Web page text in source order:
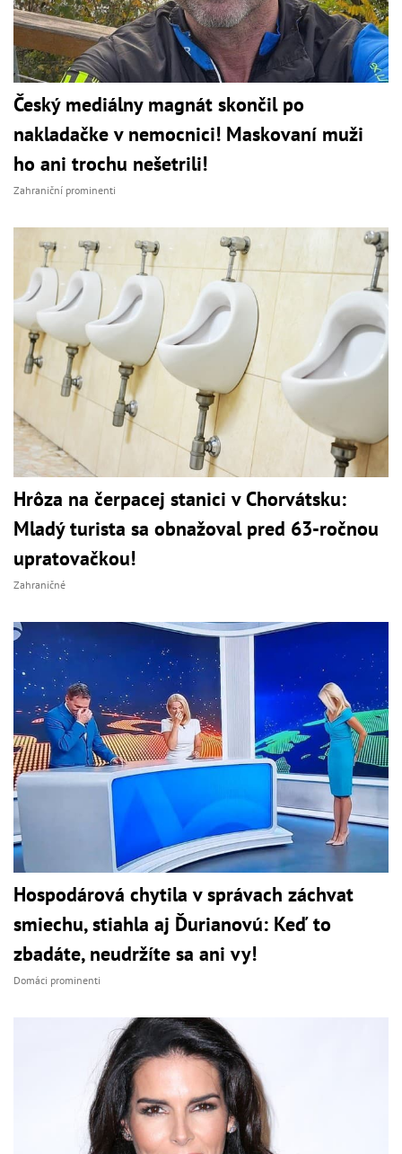
Český mediálny magnát skončil po
nakladačke v nemocnici! Maskovaní muži
ho ani trochu nešetrili!
Zahraniční prominenti
Hrôza na čerpacej stanici v Chorvátsku:
Mladý turista sa obnažoval pred 63-ročnou
upratovačkou!
Zahraničné
Hospodárová chytila v správach záchvat
smiechu, stiahla aj Ďurianovú: Keď to
zbadáte, neudržíte sa ani vy!
Domáci prominenti